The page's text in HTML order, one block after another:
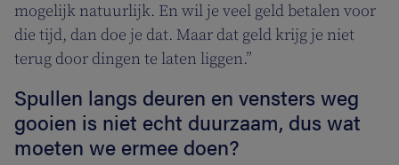
mogelijk natuurlijk. En wil je veel geld betalen voor
die tijd, dan doe je dat. Maar dat geld krijg je niet
terug door dingen te laten liggen.”
Spullen langs deuren en vensters weg
gooien is niet echt duurzaam, dus wat
moeten we ermee doen?